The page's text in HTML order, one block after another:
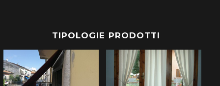
TIPOLOGIE PRODOTTI